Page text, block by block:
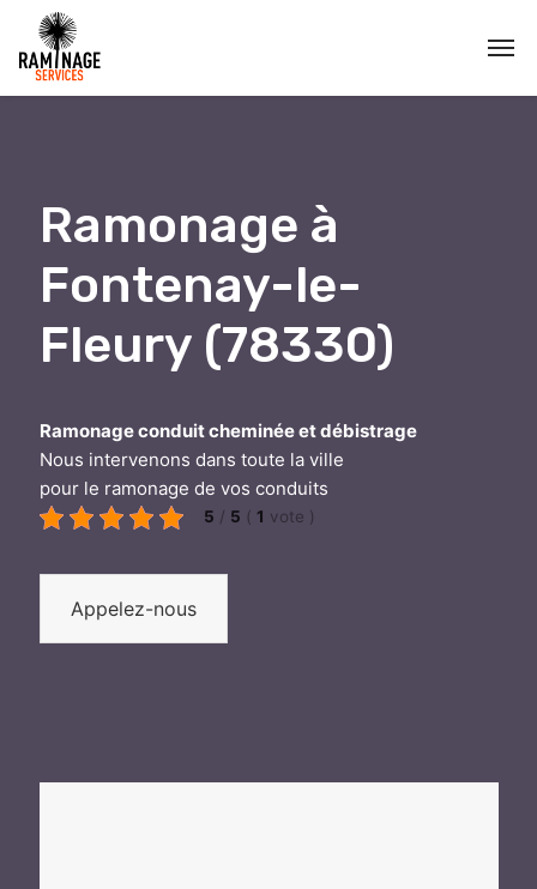
Ramonage à
Fontenay-le-
Fleury (78330)
Ramonage conduit cheminée et débistrage
Nous intervenons dans toute la ville
pour le ramonage de vos conduits
5 / 5 ( 1 vote )
Appelez-nous